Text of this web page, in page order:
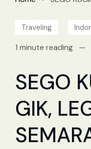
Traveling
1 minute reading —
SEGO
GIK,